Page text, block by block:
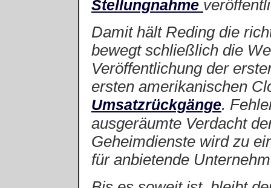
Stellungnahme
Damit hält Reding die
bewegt schließlich die
Veröffentlichung der
ersten amerikanischen
Umsatzrückgänge.
ausgeräumte Verdacht
Geheimdienste wird zu
für anbietende